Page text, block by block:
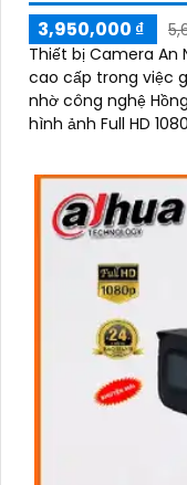
3,950,000 ₫
Thiết bị Camera An
cao cấp trong việc giám sát an
nhờ công nghệ
hình ảnh Full HD